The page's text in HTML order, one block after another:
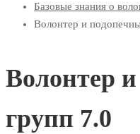
Базовые знания о
Волонтер и
Волонтер
групп 7.0